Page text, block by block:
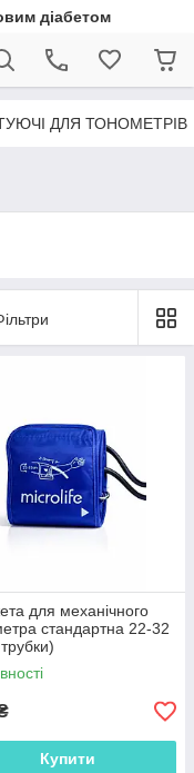
діабетом
ДЛЯ ТОНОМЕТРІВ
для механічного
стандартна 22-32
Купити